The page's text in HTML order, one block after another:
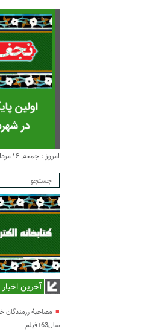
امروز : جمعه, ۱۶ مرداد , ۱۴۰۵
آخرین اخبار
سال63+فیلم